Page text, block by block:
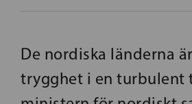
De nordiska ­länderna
trygghet i en ­turbulent